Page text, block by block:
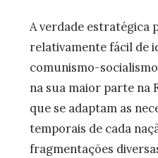
A verdade estratégica
relativamente fácil de
comunismo-
na sua maior parte na
que se adaptam as
temporais de cada
fragmentações